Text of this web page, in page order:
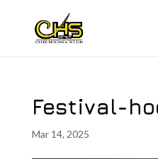
Festival-
Mar 14, 2025